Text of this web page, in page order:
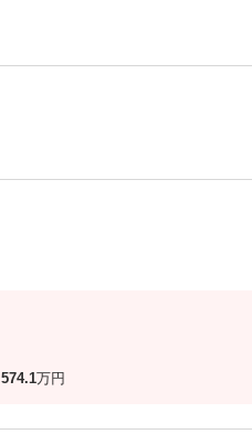
574.1万円